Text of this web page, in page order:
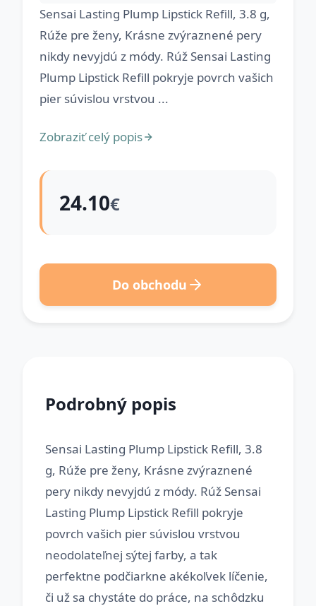
Sensai Lasting Plump Lipstick Refill, 3.8 g,
Rúže pre ženy, Krásne zvýraznené pery
nikdy nevyjdú z módy. Rúž Sensai Lasting
Plump Lipstick Refill pokryje povrch vašich
pier súvislou vrstvou ...
Zobraziť celý popis
24.10€
Do obchodu
Podrobný popis
Sensai Lasting Plump Lipstick Refill, 3.8
g, Rúže pre ženy, Krásne zvýraznené
pery nikdy nevyjdú z módy. Rúž Sensai
Lasting Plump Lipstick Refill pokryje
povrch vašich pier súvislou vrstvou
neodolateľnej sýtej farby, a tak
perfektne podčiarkne akékoľvek líčenie,
či už sa chystáte do práce, na schôdzku